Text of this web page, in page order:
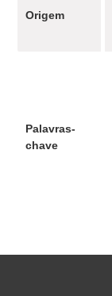
Origem
Palavras-
chave